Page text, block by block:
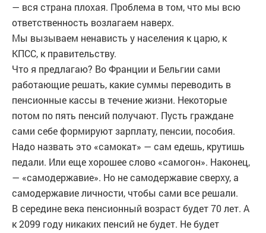
— вся страна плохая. Проблема в том, что мы всю
ответственность возлагаем наверх.
Мы вызываем ненависть у населения к царю, к
КПСС, к правительству.
Что я предлагаю? Во Франции и Бельгии сами
работающие решать, какие суммы переводить в
пенсионные кассы в течение жизни. Некоторые
потом по пять пенсий получают. Пусть граждане
сами себе формируют зарплату, пенсии, пособия.
Надо назвать это «самокат» — сам едешь, крутишь
педали. Или еще хорошее слово «самогон». Наконец,
— «самодержавие». Но не самодержавие сверху, а
самодержавие личности, чтобы сами все решали.
В середине века пенсионный возраст будет 70 лет. А
к 2099 году никаких пенсий не будет. Не будет